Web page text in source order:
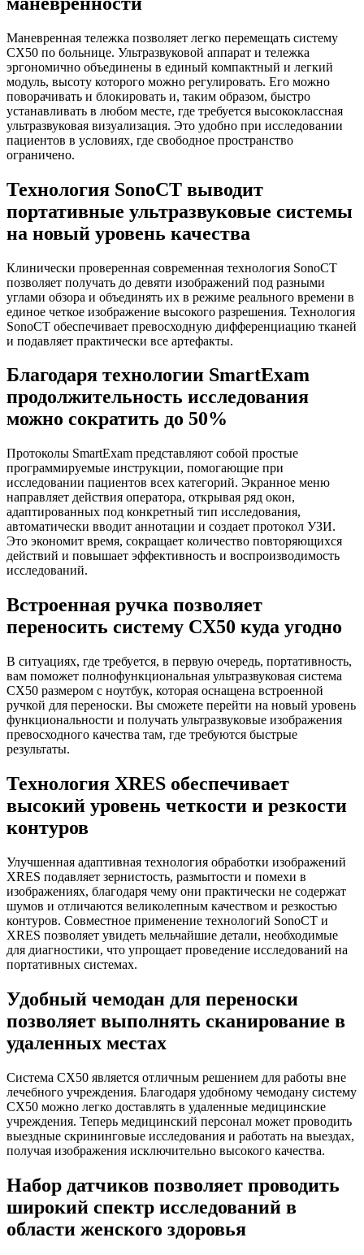
Маневренная тележка позволяет легко перемещать систему
CX50 по больнице. Ультразвуковой аппарат и тележка
эргономично объединены в единый компактный и легкий
модуль, высоту которого можно регулировать. Его можно
поворачивать и блокировать и, таким образом, быстро
устанавливать в любом месте, где требуется высококлассная
ультразвуковая визуализация. Это удобно при исследовании
пациентов в условиях, где свободное пространство
ограничено.
Технология SonoCT выводит
портативные ультразвуковые системы
на новый уровень качества
Клинически проверенная современная технология SonoCT
позволяет получать до девяти изображений под разными
углами обзора и объединять их в режиме реального времени в
единое четкое изображение высокого разрешения. Технология
SonoCT обеспечивает превосходную дифференциацию тканей
и подавляет практически все артефакты.
Благодаря технологии SmartExam
продолжительность исследования
можно сократить до 50%
Протоколы SmartExam представляют собой простые
программируемые инструкции, помогающие при
исследовании пациентов всех категорий. Экранное меню
направляет действия оператора, открывая ряд окон,
адаптированных под конкретный тип исследования,
автоматически вводит аннотации и создает протокол УЗИ.
Это экономит время, сокращает количество повторяющихся
действий и повышает эффективность и воспроизводимость
исследований.
Встроенная ручка позволяет
переносить систему CX50 куда угодно
В ситуациях, где требуется, в первую очередь, портативность,
вам поможет полнофункциональная ультразвуковая система
CX50 размером с ноутбук, которая оснащена встроенной
ручкой для переноски. Вы сможете перейти на новый уровень
функциональности и получать ультразвуковые изображения
превосходного качества там, где требуются быстрые
результаты.
Технология XRES обеспечивает
высокий уровень четкости и резкости
контуров
Улучшенная адаптивная технология обработки изображений
XRES подавляет зернистость, размытости и помехи в
изображениях, благодаря чему они практически не содержат
шумов и отличаются великолепным качеством и резкостью
контуров. Совместное применение технологий SonoCT и
XRES позволяет увидеть мельчайшие детали, необходимые
для диагностики, что упрощает проведение исследований на
портативных системах.
Удобный чемодан для переноски
позволяет выполнять сканирование в
удаленных местах
Система CX50 является отличным решением для работы вне
лечебного учреждения. Благодаря удобному чемодану систему
CX50 можно легко доставлять в удаленные медицинские
учреждения. Теперь медицинский персонал может проводить
выездные скрининговые исследования и работать на выездах,
получая изображения исключительно высокого качества.
Набор датчиков позволяет проводить
широкий спектр исследований в
области женского здоровья